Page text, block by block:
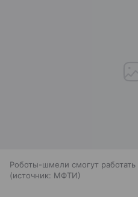
Роботы-шмели смогут работать
источник: МФТИ